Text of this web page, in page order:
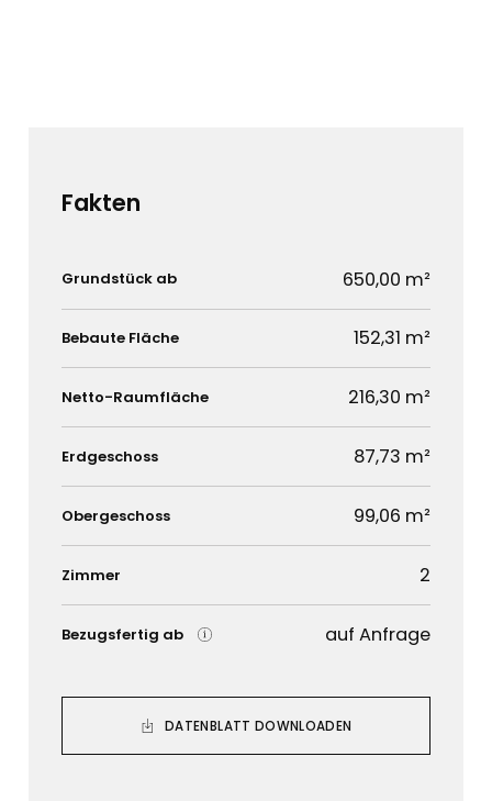
Fakten
Grundstück ab 650,00 m²
Bebaute Fläche 152,31 m²
Netto-Raumfläche 216,30 m²
Erdgeschoss 87,73 m²
Obergeschoss 99,06 m²
Zimmer 2
Bezugsfertig ab auf Anfrage
DATENBLATT DOWNLOADEN